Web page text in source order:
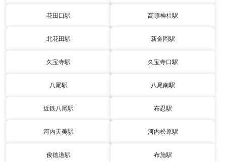
花田口駅 高須神社駅
北花田駅 新金岡駅
久宝寺駅 久宝寺口駅
八尾駅 八尾南駅
近鉄八尾駅 布忍駅
河内天美駅 河内松原駅
俊徳道駅 布施駅